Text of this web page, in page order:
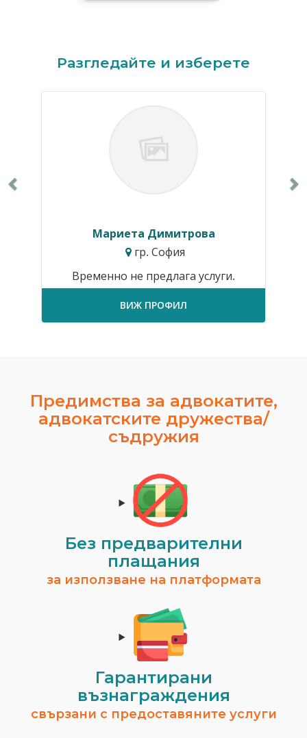
Разгледайте и изберете
Мариета Димитрова
гр. София
Временно не предлага услуги.
ВИЖ ПРОФИЛ
Предимства за адвокатите,
адвокатските дружества/
съдружия
Без предварителни
плащания
за използване на платформата
Гарантирани
възнаграждения
свързани с предоставяните услуги